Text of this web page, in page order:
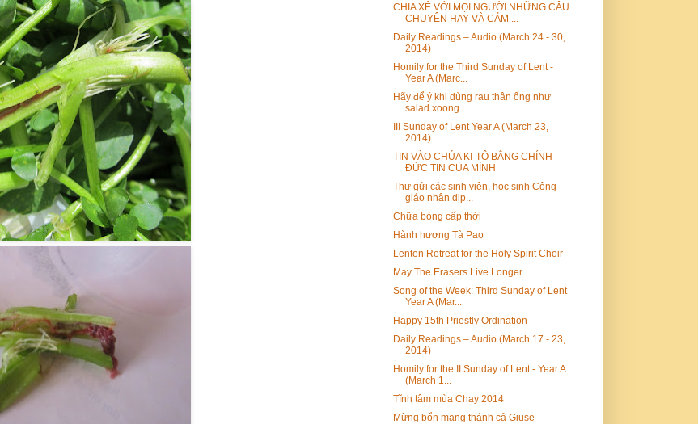
CHIA XẺ VỚI MỌI NGƯỜI NHỮNG CÂU
CHUYỆN HAY VÀ CẢM ...
Daily Readings – Audio (March 24 - 30,
2014)
Homily for the Third Sunday of Lent -
Year A (Marc...
Hãy để ý khi dùng rau thân ống như
salad xoong
III Sunday of Lent Year A (March 23,
2014)
TIN VÀO CHÚA KI-TÔ BẰNG CHÍNH
ĐỨC TIN CỦA MÌNH
Thư gửi các sinh viên, học sinh Công
giáo nhân dịp...
Chữa bỏng cấp thời
Hành hương Tà Pao
Lenten Retreat for the Holy Spirit Choir
May The Erasers Live Longer
Song of the Week: Third Sunday of Lent
Year A (Mar...
Happy 15th Priestly Ordination
Daily Readings – Audio (March 17 - 23,
2014)
Homily for the II Sunday of Lent - Year A
(March 1...
Tĩnh tâm mùa Chay 2014
Mừng bổn mạng thánh cả Giuse